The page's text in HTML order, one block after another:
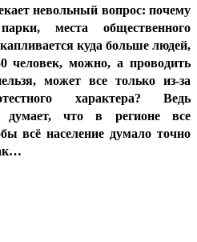
невольный вопрос: почему
места общественного
куда больше людей,
человек, можно, а проводить
может все только из-за
характера? Ведь
думает, что в регионе все
всё население думало точно